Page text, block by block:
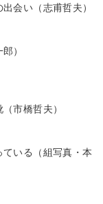
会い（志甫哲夫）
）
市橋哲夫）
いる（組写真・本